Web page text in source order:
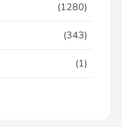
(1280)
(343)
(1)